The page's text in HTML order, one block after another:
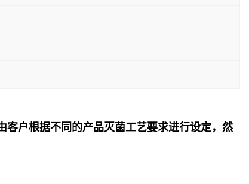
客户根据不同的产品灭菌工艺要求进行设定，然